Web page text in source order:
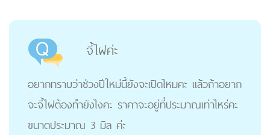
จี้ไฝค่ะ
อยากทราบว่าช่วงปีใหม่นี้ยังจะเปิดไหมคะ แล้วถ้าอยาก
จะจี้ไฝต้องทำยังไงคะ ราคาจะอยู่ที่ประมาณเท่าไหร่คะ
ขนาดประมาณ 3 มิล ค่ะ